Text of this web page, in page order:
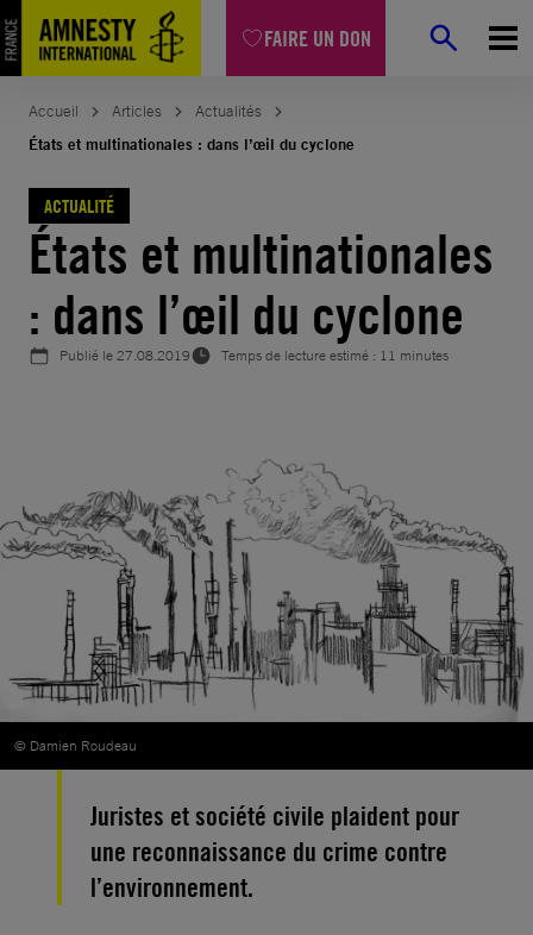
FAIRE UN DON
Aller
au
contenu
Accueil Articles
Actualités
États et multinationales : dans l’œil du cyclone
ACTUALITÉ
États et multinationales
: dans l’œil du cyclone
Publié le27.08.2019 Temps de lecture estimé : 11 minutes
© Damien Roudeau
Juristes et société civile plaident pour
une reconnaissance du crime contre
l’environnement.